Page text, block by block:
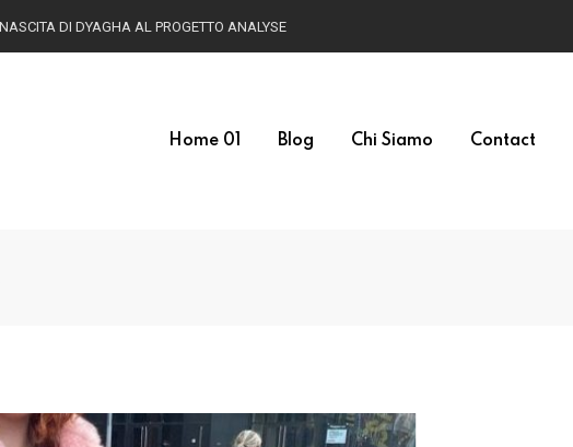
DI DYAGHA AL PROGETTO ANALYSE
Home 01 Blog Chi Siamo Contact